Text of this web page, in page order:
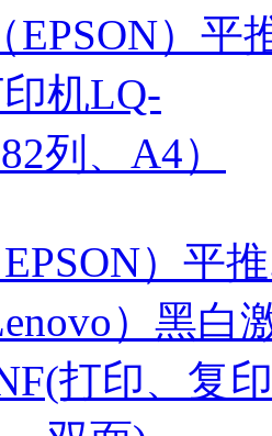
）平